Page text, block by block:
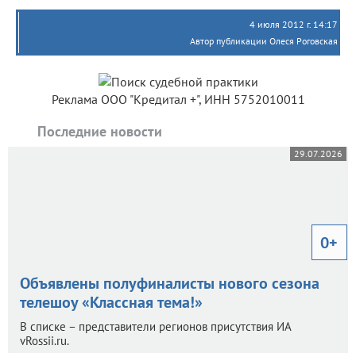
4 июля 2012 г. 14:17
Автор публикации Олеся Роговская
Реклама ООО "Кредитал +", ИНН 5752010011
Последние новости
29.07.2026
0+
Объявлены полуфиналисты нового сезона
телешоу «Классная тема!»
В списке – представители регионов присутствия ИА
vRossii.ru.